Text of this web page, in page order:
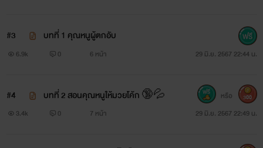
#3 บทที่ 1 คุณหนูผู้ตกอับ
6.9k 0 6 หน้า 29 มิ.ย. 2567 22:44 น.
#4 บทที่ 2 สอนคุณหนูให้มวยโค้ก 🔞💦
3.4k 0 7 หน้า 29 มิ.ย. 2567 22:49 น.
หรือ 300